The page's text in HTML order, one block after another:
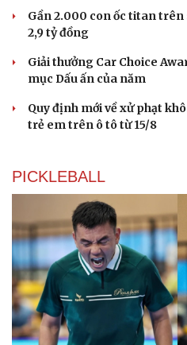
Gần 2.000 con ốc titan
2,9 tỷ đồng
Giải thưởng Car Choice
mục Dấu ấn của năm
Quy định mới về xử phạt
trẻ em trên ô tô từ 15/8
PICKLEBALL